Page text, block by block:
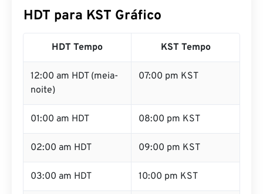
HDT para KST Gráfico
HDT Tempo KST Tempo
12:00 am HDT (meia-
noite)
07:00 pm KST
01:00 am HDT 08:00 pm KST
02:00 am HDT 09:00 pm KST
03:00 am HDT 10:00 pm KST